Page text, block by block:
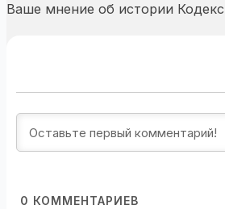
Ваше мнение об истории
0 КОММЕНТАРИЕВ